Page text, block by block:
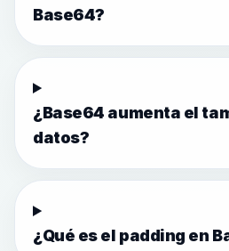
Base64?
¿Base64 aumenta el
datos?
¿Qué es el padding en